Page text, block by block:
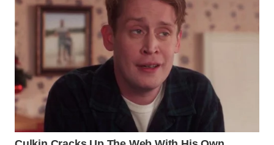
LIKUPANG
WN
LABUANBAJO
WN
BORNEO